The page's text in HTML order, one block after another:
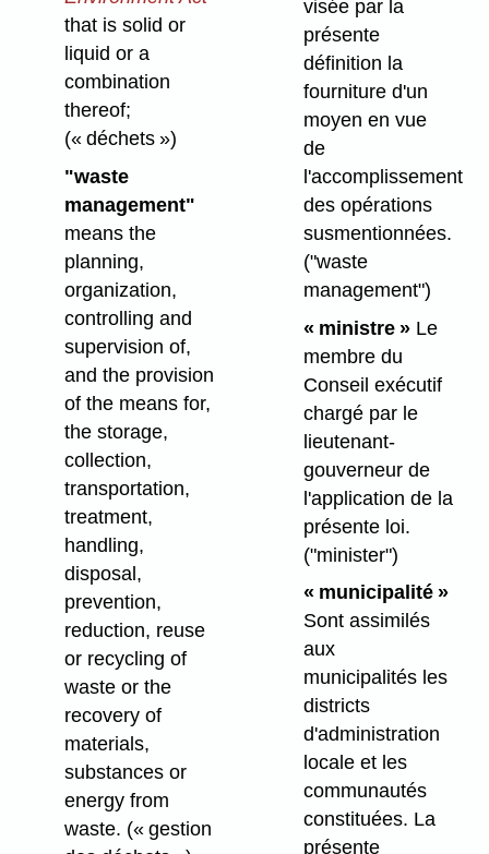
that is solid or
liquid or a
combination
thereof;
(« déchets »)
"waste
management"
means the
planning,
organization,
controlling and
supervision of,
and the provision
of the means for,
the storage,
collection,
transportation,
treatment,
handling,
disposal,
prevention,
reduction, reuse
or recycling of
waste or the
recovery of
materials,
substances or
energy from
waste. (« gestion
visée par la
présente
définition la
fourniture d'un
moyen en vue
de
l'accomplissement
des opérations
susmentionnées.
("waste
management")
« ministre »Le
membre du
Conseil exécutif
chargé par le
lieutenant-
gouverneur de
l'application de la
présente loi.
("minister")
« municipalité »
Sont assimilés
aux
municipalités les
districts
d'administration
locale et les
communautés
constituées. La
présente